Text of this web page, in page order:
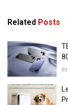
Related Posts
BY